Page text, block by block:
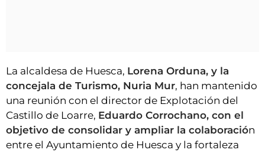
CLUB DEL AMIGO MILITANTE
INICIAR SESIÓN
La alcaldesa de Huesca, Lorena Orduna, y la
concejala de Turismo, Nuria Mur, han mantenido
una reunión con el director de Explotación del
Castillo de Loarre, Eduardo Corrochano, con el
objetivo de consolidar y ampliar la colaboración
entre el Ayuntamiento de Huesca y la fortaleza